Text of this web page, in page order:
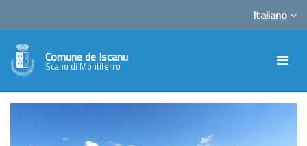
Italiano
Comune de Iscanu
Scano di Montiferro